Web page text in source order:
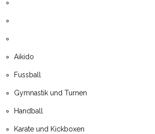
Aikido
Fussball
Gymnastik und Turnen
Handball
Karate und Kickboxen